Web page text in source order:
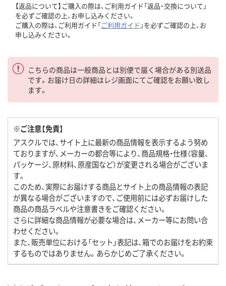
【返品について】ご購入の際は、ご利用ガイド「返品・交換について」
を必ずご確認の上、お申し込みください。
ご購入の際は、ご利用ガイド「ご利用ガイド 」を必ずご確認の上、お
申し込みください。
こちらの商品は一般商品とは別便で届く場合がある別送品
です。お届け日の詳細はレジ画面にてご確認をお願い致し
ます。
※ご注意【免責】
アスクルでは、サイト上に最新の商品情報を表示するよう努め
ておりますが、メーカーの都合等により、商品規格・仕様（容量、
パッケージ、原材料、原産国など）が変更される場合がございま
す。
このため、実際にお届けする商品とサイト上の商品情報の表記
が異なる場合がございますので、ご使用前には必ずお届けした
商品の商品ラベルや注意書きをご確認ください。
さらに詳細な商品情報が必要な場合は、メーカー等にお問い合
わせください。
また、販売単位における「セット」表記は、箱でのお届けをお約束
するものではありません。あらかじめご了承ください。